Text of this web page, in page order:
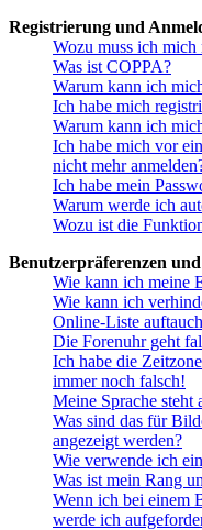
Registrierung und
Wozu muss ich mich
Was ist COPPA?
Warum kann ich
Ich habe mich
Warum kann ich
Ich habe mich vor
nicht mehr
Ich habe mein
Warum werde ich
Wozu ist die
Benutzerpräferenzen
Wie kann ich meine
Wie kann ich
Online-Liste
Die Forenuhr geht
Ich habe die
immer noch falsch!
Meine Sprache
Was sind das für
angezeigt werden?
Wie verwende ich
Was ist mein Rang
Wenn ich bei einem
werde ich